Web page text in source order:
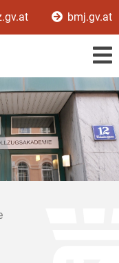
bmj.gv.at